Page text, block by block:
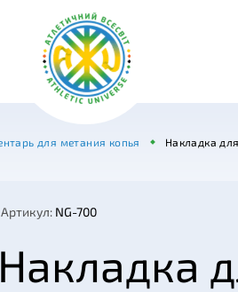
для метания копья Накладка
Артикул: NG-700
Накладка